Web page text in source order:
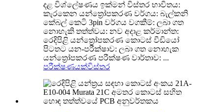
දළ විශ්ලේෂණය ඉක්මන් විස්තර භාවිතය:
කැරකෙන යන්ත්‍රෝපකරණ වර්ගය: බැල්කනි
කේබල් කෙටි 3pin වර්ගය වගකීම්: ලබා ගත
නොහැකි තත්ත්වය: නව අදාළ කර්මාන්ත:
රෙදිපිළි යන්ත්‍රෝපකරණ කොටස් වීඩියෝ
පිටතට යන-පරීක්ෂාව: ලබා ගත නොහැක
යන්ත්‍රෝපකරණ පරීක්ෂණ වාර්තාව: ...
පරීක්ෂණයක්විස්තර